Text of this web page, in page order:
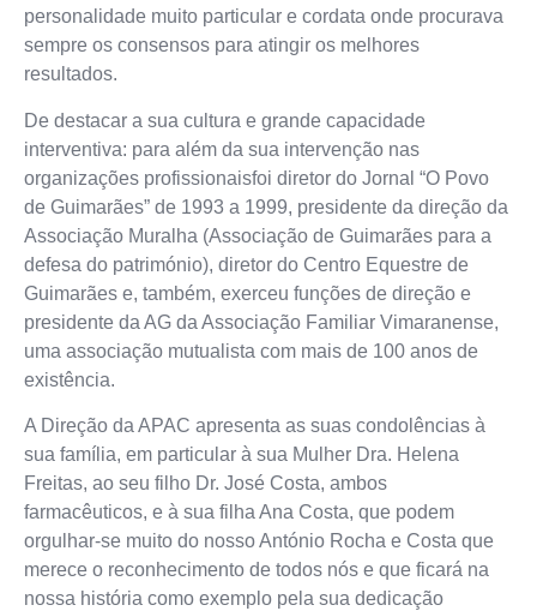
personalidade muito particular e cordata onde procurava
sempre os consensos para atingir os melhores
resultados.
De destacar a sua cultura e grande capacidade
interventiva: para além da sua intervenção nas
organizações profissionaisfoi diretor do Jornal “O Povo
de Guimarães” de 1993 a 1999, presidente da direção da
Associação Muralha (Associação de Guimarães para a
defesa do património), diretor do Centro Equestre de
Guimarães e, também, exerceu funções de direção e
presidente da AG da Associação Familiar Vimaranense,
uma associação mutualista com mais de 100 anos de
existência.
A Direção da APAC apresenta as suas condolências à
sua família, em particular à sua Mulher Dra. Helena
Freitas, ao seu filho Dr. José Costa, ambos
farmacêuticos, e à sua filha Ana Costa, que podem
orgulhar-se muito do nosso António Rocha e Costa que
merece o reconhecimento de todos nós e que ficará na
nossa história como exemplo pela sua dedicação